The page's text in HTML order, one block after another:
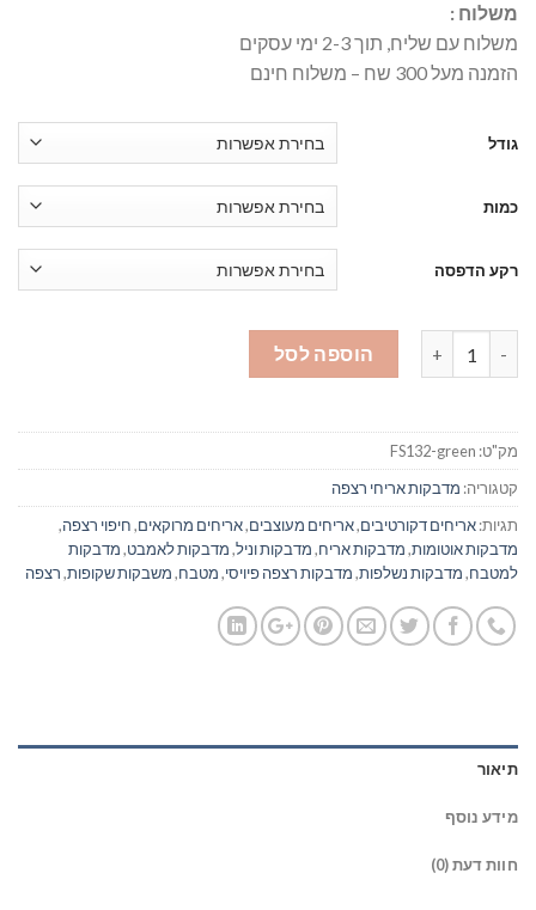
משלוח :
משלוח עם שליח, תוך 2-3 ימי עסקים
הזמנה מעל 300 שח – משלוח חינם
גודל
כמות
רקע הדפסה
כמות של מדבקות אריחים לרצפה 132 - ירוק
הוספה לסל
מק"ט: FS132-green
קטגוריה: מדבקות אריחי רצפה
תגיות:אריחים דקורטיבים,אריחים מעוצבים,אריחים מרוקאים,חיפוי רצפה,
מדבקות אוטומות,מדבקות אריח,מדבקות וניל,מדבקות לאמבט,מדבקות
למטבח,מדבקות נשלפות,מדבקות רצפה פיויסי,מטבח,משבקות שקופות,רצפה
תיאור
מידע נוסף
חוות דעת (0)